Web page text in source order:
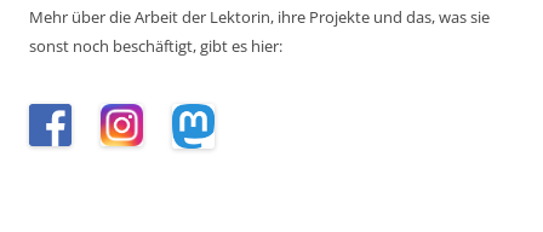
Mehr über die Arbeit der Lektorin, ihre Projekte und das, was sie
sonst noch beschäftigt, gibt es hier: